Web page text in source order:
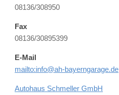
08136/308950
Fax
08136/30895399
E-Mail
mailto:info@ah-bayerngarage.de
Autohaus Schmeller GmbH